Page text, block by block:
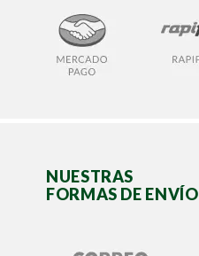
NUESTRAS
FORMAS DE ENVÍO